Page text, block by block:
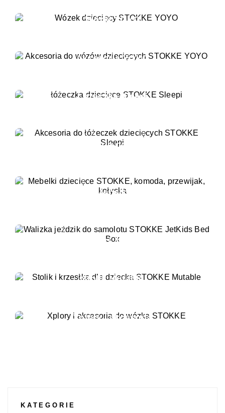
KATEGORIE
Wózki YOYO
Akcesoria YOYO
Łóżeczka Sleepi
Akcesoria do Sleepi
Mebelki
Walizki Jetkids
Stolik Mutable
Xplory i akcesoria